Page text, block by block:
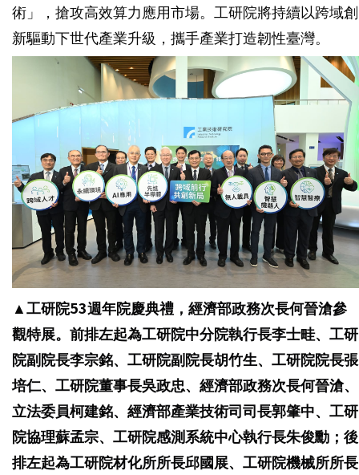
術」，搶攻高效算力應用市場。工研院將持續以跨域創
新驅動下世代產業升級，攜手產業打造韌性臺灣。
▲工研院53週年院慶典禮，經濟部政務次長何晉滄參
觀特展。前排左起為工研院中分院執行長李士畦、工研
院副院長李宗銘、工研院副院長胡竹生、工研院院長張
培仁、工研院董事長吳政忠、經濟部政務次長何晉滄、
立法委員柯建銘、經濟部產業技術司司長郭肇中、工研
院協理蘇孟宗、工研院感測系統中心執行長朱俊勳；後
排左起為工研院材化所所長邱國展、工研院機械所所長